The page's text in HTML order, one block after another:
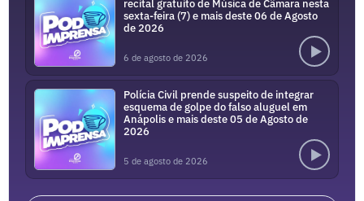
recital gratuito de Música de Câmara nesta
sexta-feira (7) e mais deste 06 de Agosto
de 2026
6 de agosto de 2026
Polícia Civil prende suspeito de integrar
esquema de golpe do falso aluguel em
Anápolis e mais deste 05 de Agosto de
2026
5 de agosto de 2026